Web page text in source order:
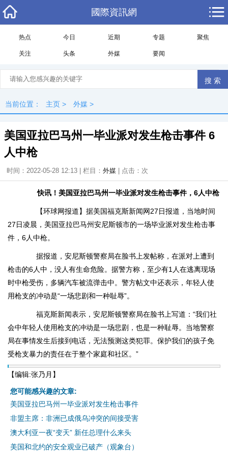
國際資訊網
热点 今日 近期 专题 聚焦
关注 头条 外媒 要闻
当前位置： 主页 > 外媒 >
美国亚拉巴马州一毕业派对发生枪击事件 6
人中枪
时间：2022-05-28 12:13 | 栏目： 外媒 | 点击： 次
快讯！美国亚拉巴马州一毕业派对发生枪击事件，6人中枪
【环球网报道】据美国福克斯新闻网27日报道，当地时间
27日凌晨，美国亚拉巴马州安尼斯顿市的一场毕业派对发生枪击事
件，6人中枪。
据报道，安尼斯顿警察局在脸书上发帖称，在派对上遭到
枪击的6人中，没人有生命危险。据警方称，至少有1人在逃离现场
时中枪受伤，多辆汽车被流弹击中。警方帖文中还表示，年轻人使
用枪支的冲动是“一场悲剧和一种耻辱”。
福克斯新闻表示，安尼斯顿警察局在脸书上写道：“我们社
会中年轻人使用枪支的冲动是一场悲剧，也是一种耻辱。当地警察
局在事情发生后接到电话，无法预测这类犯罪。保护我们的孩子免
受枪支暴力的责任在于整个家庭和社区。”
【编辑:张乃月】
您可能感兴趣的文章:
美国亚拉巴马州一毕业派对发生枪击事件
非盟主席：非洲已成俄乌冲突的间接受害
澳大利亚一夜“变天” 新任总理什么来头
美国和北约的安全观业已破产（观象台）